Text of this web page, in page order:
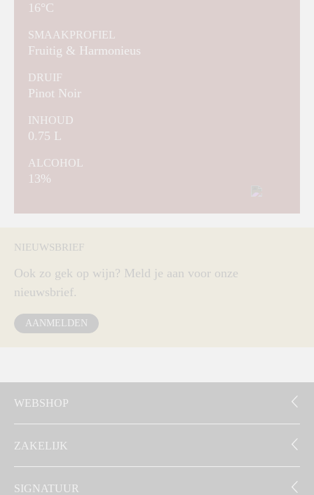
16°C
SMAAKPROFIEL
Fruitig & Harmonieus
DRUIF
Pinot Noir
INHOUD
0.75 L
ALCOHOL
13%
NIEUWSBRIEF
Ook zo gek op wijn? Meld je aan voor onze
nieuwsbrief.
AANMELDEN
WEBSHOP
ZAKELIJK
SIGNATUUR